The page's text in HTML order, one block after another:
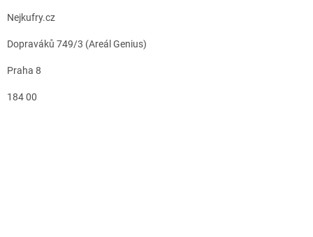
Nejkufry.cz
Dopraváků 749/3 (Areál Genius)
Praha 8
184 00